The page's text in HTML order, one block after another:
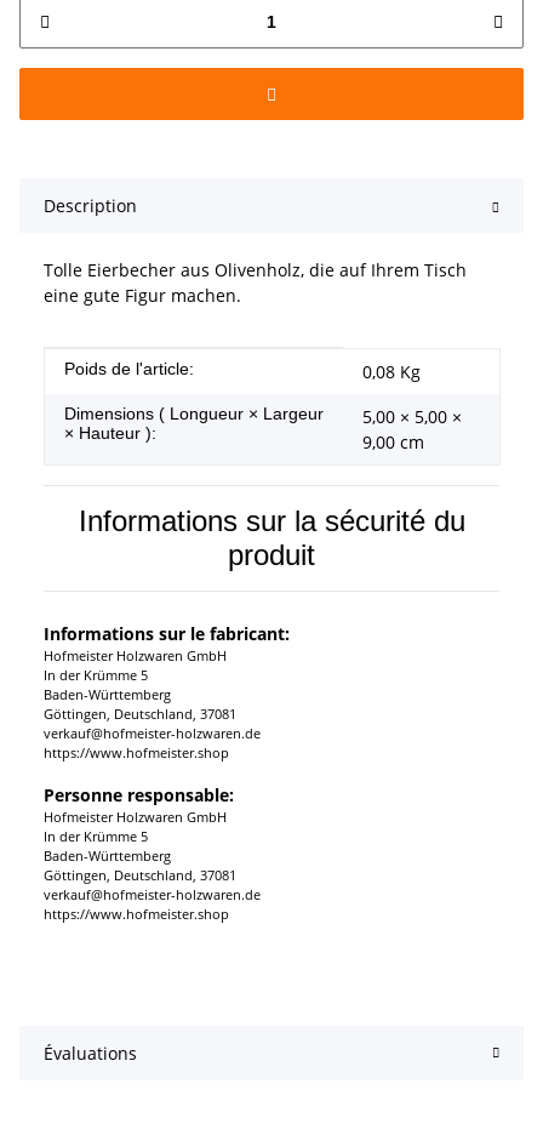
Description
Tolle Eierbecher aus Olivenholz, die auf Ihrem Tisch
eine gute Figur machen.
#productDetails.itemInformation#
#productDetails.itemValue#
Poids de l'article: 0,08 Kg
Dimensions ( Longueur × Largeur
× Hauteur ):
5,00 × 5,00 ×
9,00 cm
Informations sur la sécurité du
produit
Informations sur le fabricant:
Hofmeister Holzwaren GmbH
In der Krümme 5
Baden-Württemberg
Göttingen, Deutschland, 37081
verkauf@hofmeister-holzwaren.de
https://www.hofmeister.shop
Personne responsable:
Hofmeister Holzwaren GmbH
In der Krümme 5
Baden-Württemberg
Göttingen, Deutschland, 37081
verkauf@hofmeister-holzwaren.de
https://www.hofmeister.shop
Évaluations